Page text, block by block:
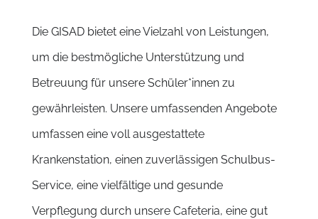
Die GISAD bietet eine Vielzahl von Leistungen,
um die bestmögliche Unterstützung und
Betreuung für unsere Schüler*innen zu
gewährleisten. Unsere umfassenden Angebote
umfassen eine voll ausgestattete
Krankenstation, einen zuverlässigen Schulbus-
Service, eine vielfältige und gesunde
Verpflegung durch unsere Cafeteria, eine gut